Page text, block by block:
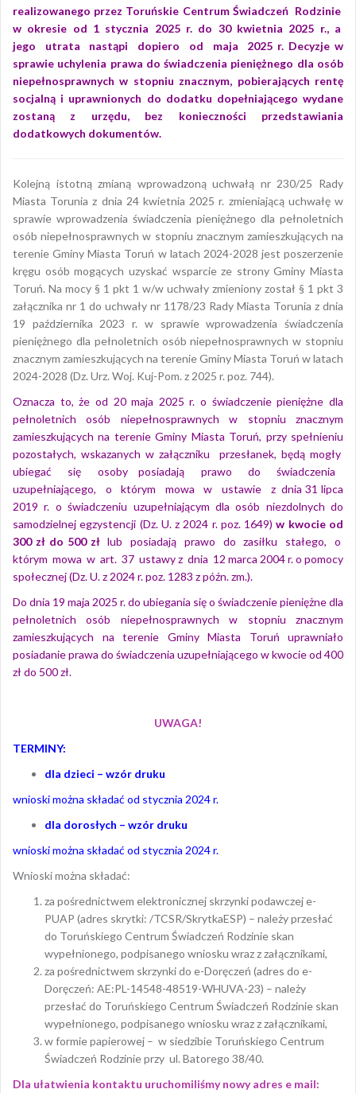
realizowanego przez Toruńskie Centrum Świadczeń Rodzinie
w okresie od 1 stycznia 2025 r. do 30 kwietnia 2025 r., a
jego utrata nastąpi dopiero od maja 2025 r. Decyzje w
sprawie uchylenia prawa do świadczenia pieniężnego dla osób
niepełnosprawnych w stopniu znacznym, pobierających rentę
socjalną i uprawnionych do dodatku dopełniającego wydane
zostaną z urzędu, bez konieczności przedstawiania
dodatkowych dokumentów.
Kolejną istotną zmianą wprowadzoną uchwałą nr 230/25 Rady
Miasta Torunia z dnia 24 kwietnia 2025 r. zmieniającą uchwałę w
sprawie wprowadzenia świadczenia pieniężnego dla pełnoletnich
osób niepełnosprawnych w stopniu znacznym zamieszkujących na
terenie Gminy Miasta Toruń w latach 2024-2028 jest poszerzenie
kręgu osób mogących uzyskać wsparcie ze strony Gminy Miasta
Toruń. Na mocy § 1 pkt 1 w/w uchwały zmieniony został § 1 pkt 3
załącznika nr 1 do uchwały nr 1178/23 Rady Miasta Torunia z dnia
19 października 2023 r. w sprawie wprowadzenia świadczenia
pieniężnego dla pełnoletnich osób niepełnosprawnych w stopniu
znacznym zamieszkujących na terenie Gminy Miasta Toruń w latach
2024-2028 (Dz. Urz. Woj. Kuj-Pom. z 2025 r. poz. 744).
Oznacza to, że od 20 maja 2025 r. o świadczenie pieniężne dla
pełnoletnich osób niepełnosprawnych w stopniu znacznym
zamieszkujących na terenie Gminy Miasta Toruń, przy spełnieniu
pozostałych, wskazanych w załączniku przesłanek, będą mogły
ubiegać się osoby posiadają prawo do świadczenia
uzupełniającego, o którym mowa w ustawie z dnia 31 lipca
2019 r. o świadczeniu uzupełniającym dla osób niezdolnych do
samodzielnej egzystencji (Dz. U. z 2024 r. poz. 1649)w kwocie od
300 zł do 500 złlub posiadają prawo do zasiłku stałego, o
którym mowa w art. 37 ustawy z dnia 12 marca 2004 r. o pomocy
społecznej (Dz. U. z 2024 r. poz. 1283 z późn. zm.).
Do dnia 19 maja 2025 r. do ubiegania się o świadczenie pieniężne dla
pełnoletnich osób niepełnosprawnych w stopniu znacznym
zamieszkujących na terenie Gminy Miasta Toruń uprawniało
posiadanie prawa do świadczenia uzupełniającego w kwocie od 400
zł do 500 zł.
UWAGA!
TERMINY:
dla dzieci – wzór druku
wnioski można składać od stycznia 2024 r.
dla dorosłych – wzór druku
wnioski można składać od stycznia 2024 r.
Wnioski można składać:
za pośrednictwem elektronicznej skrzynki podawczej e-
PUAP (adres skrytki: /TCSR/SkrytkaESP) – należy przesłać
do Toruńskiego Centrum Świadczeń Rodzinie skan
wypełnionego, podpisanego wniosku wraz z załącznikami,
za pośrednictwem skrzynki do e-Doręczeń (adres do e-
Doręczeń: AE:PL-14548-48519-WHUVA-23) – należy
przesłać do Toruńskiego Centrum Świadczeń Rodzinie skan
wypełnionego, podpisanego wniosku wraz z załącznikami,
w formie papierowej – w siedzibie Toruńskiego Centrum
Świadczeń Rodzinie przy ul. Batorego 38/40.
Dla ułatwienia kontaktu uruchomiliśmy nowy adres e mail: